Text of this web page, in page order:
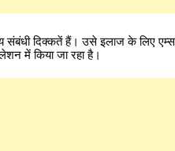
दिक्कतें हैं। उसे इलाज के लिए एम्स
में किया जा रहा है।